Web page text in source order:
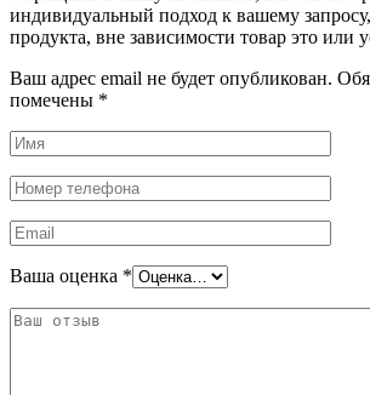
индивидуальный подход к вашему
продукта, вне зависимости товар это или
Ваш адрес email не будет опубликован.
помечены *
Ваша оценка *